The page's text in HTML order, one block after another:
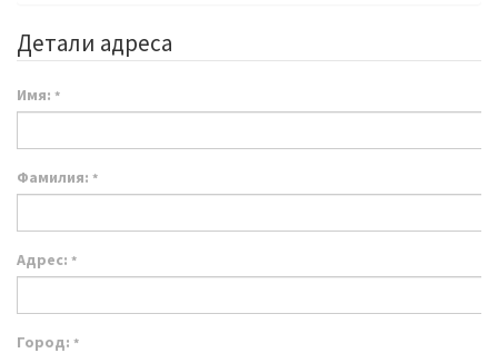
Детали адреса
Имя: *
Фамилия: *
Адрес: *
Город: *